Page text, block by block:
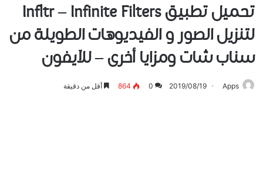
تحميل ﺗﻄﺒﻴﻖ Infltr – Infinite Filters
ﻟﺘﻨﺰﻳﻞ الصور و الفيديوهات الطويلة من
سناب ﺷﺎﺕ ﻭﻣﺰﺍﻳﺎ ﺃﺧﺮﻯ – للآيفون
Apps
2019/08/19
0
864 أقل من دقيقة